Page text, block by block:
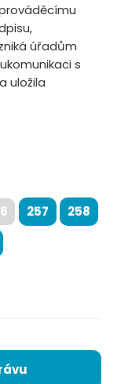
prováděcímu
úřadům
s
uložila
257
258